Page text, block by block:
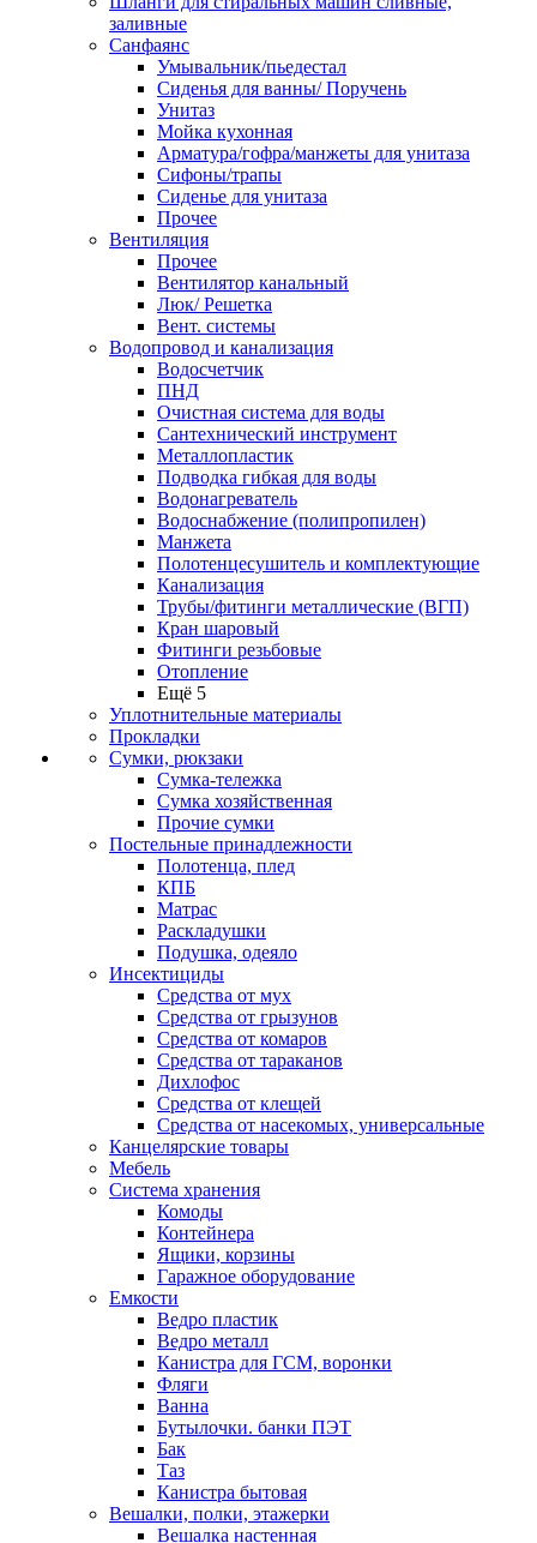
заливные
Санфаянс
Умывальник/пьедестал
Сиденья для ванны/ Поручень
Унитаз
Мойка кухонная
Арматура/гофра/манжеты для унитаза
Сифоны/трапы
Сиденье для унитаза
Прочее
Вентиляция
Прочее
Вентилятор канальный
Люк/ Решетка
Вент. системы
Водопровод и канализация
Водосчетчик
ПНД
Очистная система для воды
Сантехнический инструмент
Металлопластик
Подводка гибкая для воды
Водонагреватель
Водоснабжение (полипропилен)
Манжета
Полотенцесушитель и комплектующие
Канализация
Трубы/фитинги металлические (ВГП)
Кран шаровый
Фитинги резьбовые
Отопление
Ещё 5
Уплотнительные материалы
Прокладки
Сумки, рюкзаки
Сумка-тележка
Сумка хозяйственная
Прочие сумки
Постельные принадлежности
Полотенца, плед
КПБ
Матрас
Раскладушки
Подушка, одеяло
Инсектициды
Средства от мух
Средства от грызунов
Средства от комаров
Средства от тараканов
Дихлофос
Средства от клещей
Средства от насекомых, универсальные
Канцелярские товары
Мебель
Система хранения
Комоды
Контейнера
Ящики, корзины
Гаражное оборудование
Емкости
Ведро пластик
Ведро металл
Канистра для ГСМ, воронки
Фляги
Ванна
Бутылочки. банки ПЭТ
Бак
Таз
Канистра бытовая
Вешалки, полки, этажерки
Вешалка настенная